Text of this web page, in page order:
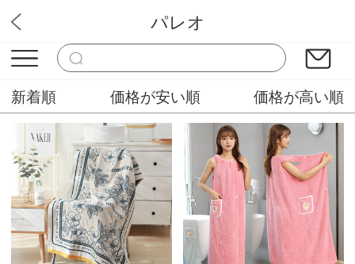
みんなのタイル
パレオ
新着順 価格が安い順 価格が高い順